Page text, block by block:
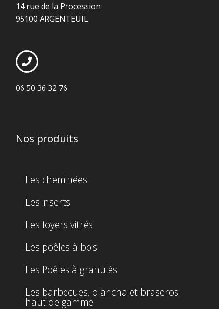
14 rue de la Procession
95100 ARGENTEUIL
06 50 36 32 76
Nos produits
Les cheminées
Les inserts
Les foyers vitrés
Les poêles à bois
Les Poêles à granulés
Les barbecues, plancha et braseros
haut de gamme